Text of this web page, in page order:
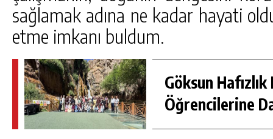
sağlamak adına ne kadar hayati
etme imkanı buldum.
Göksun Hafızlık
Öğrencilerine